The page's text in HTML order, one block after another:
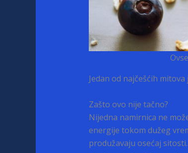
Jedan od najčešćih
Zašto ovo nije tačno?
Nijedna namirnica ne
energije tokom dužeg
produžavaju osećaj